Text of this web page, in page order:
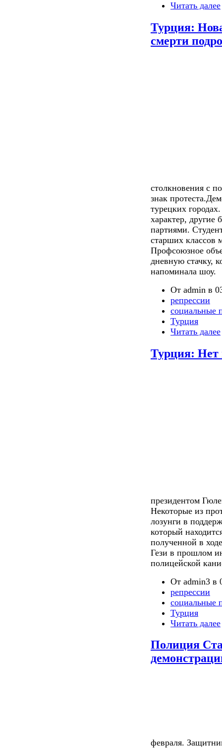
Читать далее
Турция:
смерти
столкновения с
знак
турецких
характер, другие
партиями.
старших классов
Профсоюзное
дневную стачку,
напоминала шоу.
От admin в
репрессии
социальные
Турция
Читать далее
Турция: Нет
президентом
Некоторые из
лозунги в
который
полученной в
Гези в прошлом
полицейской
От admin3 в
репрессии
социальные
Турция
Читать далее
Полиция
февраля.